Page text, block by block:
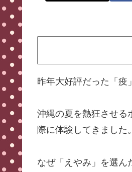
昨年大好評だった「疫
沖縄の夏を熱狂させる
際に体験してきました。
なぜ「えやみ」を選ん